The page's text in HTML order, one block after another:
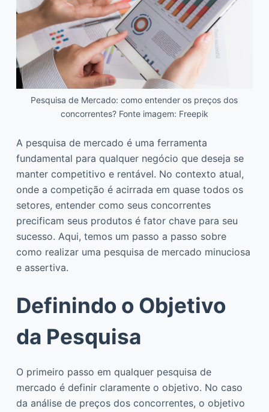
Pesquisa de Mercado: como entender os preços dos
concorrentes? Fonte imagem: Freepik
A pesquisa de mercado é uma ferramenta
fundamental para qualquer negócio que deseja se
manter competitivo e rentável. No contexto atual,
onde a competição é acirrada em quase todos os
setores, entender como seus concorrentes
precificam seus produtos é fator chave para seu
sucesso. Aqui, temos um passo a passo sobre
como realizar uma pesquisa de mercado minuciosa
e assertiva.
Definindo o Objetivo
da Pesquisa
O primeiro passo em qualquer pesquisa de
mercado é definir claramente o objetivo. No caso
da análise de preços dos concorrentes, o objetivo